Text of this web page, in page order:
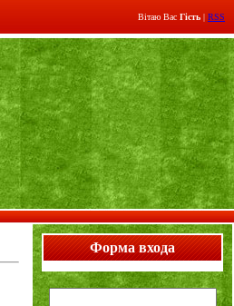
Вітаю Вас Гість | RSS
Форма входа